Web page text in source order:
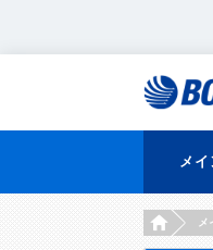
メ
HOMEメ